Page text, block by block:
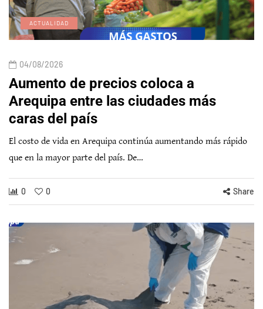
ACTUALIDAD
04/08/2026
Aumento de precios coloca a
Arequipa entre las ciudades más
caras del país
El costo de vida en Arequipa continúa aumentando más rápido
que en la mayor parte del país. De…
0 0 Share